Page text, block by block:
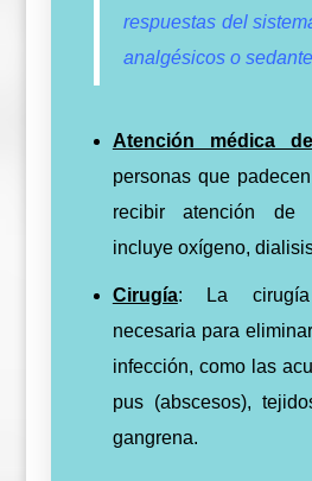
respuestas del
analgésicos o
Atención médica
personas que
recibir atención de
incluye oxígeno,
Cirugía: La
necesaria para
infección, como las
pus (abscesos),
gangrena.